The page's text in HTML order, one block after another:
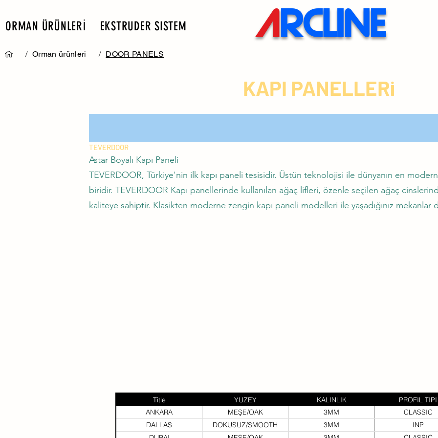
ORMAN ÜRÜNLERİ EKSTRUDER SISTEM ARCLINE
/ Orman ürünleri / DOOR PANELS
KAPI PANELLERi
TEVERDOOR
Astar Boyalı Kapı Paneli
TEVERDOOR, Türkiye'nin ilk kapı paneli tesisidir. Üstün teknolojisi ile dünyanın en
biridir. TEVERDOOR Kapı panellerinde kullanılan ağaç lifleri, özenle seçilen ağaç
kaliteye sahiptir. Klasikten moderne zengin kapı paneli modelleri ile yaşadığınız mekanlar
Title YUZEY KALINLIK PROFIL TIPI
ANKARA
MEŞE/OAK 3MM CLASSIC
DALLAS
DOKUSUZ/SMOOTH 3MM INP